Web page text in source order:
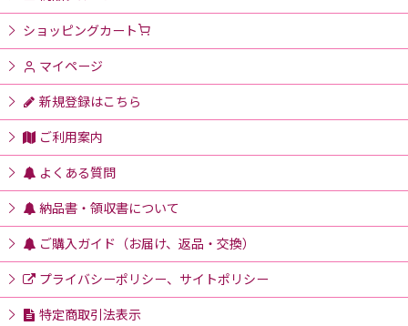
ショッピングカート
マイページ
新規登録はこちら
ご利用案内
よくある質問
納品書・領収書について
ご購入ガイド（お届け、返品・交換）
プライバシーポリシー、サイトポリシー
特定商取引法表示